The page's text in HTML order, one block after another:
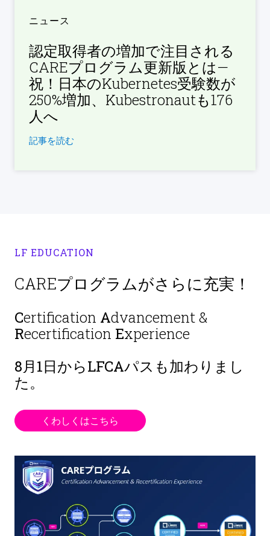
ニュース
認定取得者の増加で注目される
CAREプログラム更新版とは—
祝！日本のKubernetes受験数が
250%増加、Kubestronautも176
人へ
記事を読む
LF EDUCATION
CAREプログラムがさらに充実！
Certification Advancement &
Recertification Experience
8月1日からLFCAパスも加わりまし
た。
くわしくはこちら